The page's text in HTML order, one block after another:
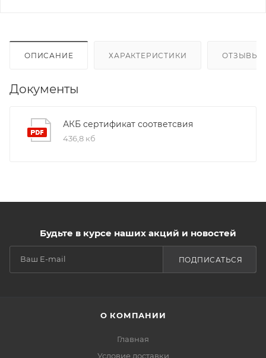
ОПИСАНИЕ ХАРАКТЕРИСТИКИ ОТЗЫВЫ
Документы
АКБ сертификат соответсвия
436,8 кб
Будьте в курсе наших акций и новостей
ПОДПИСАТЬСЯ
О КОМПАНИИ
Главная
Условие доставки